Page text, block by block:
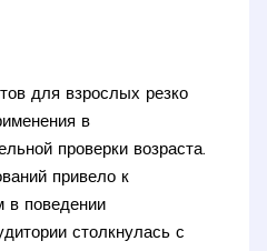
для взрослых резко
в
проверки возраста.
привело к
в поведении
столкнулась с